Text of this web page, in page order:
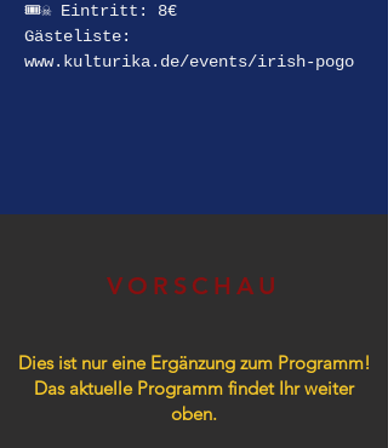
🎟☠ Eintritt: 8€
Gästeliste:
www.kulturika.de/events/irish-pogo
VORSCHAU
Dies ist nur eine Ergänzung zum Programm!
Das aktuelle Programm findet Ihr weiter
oben.